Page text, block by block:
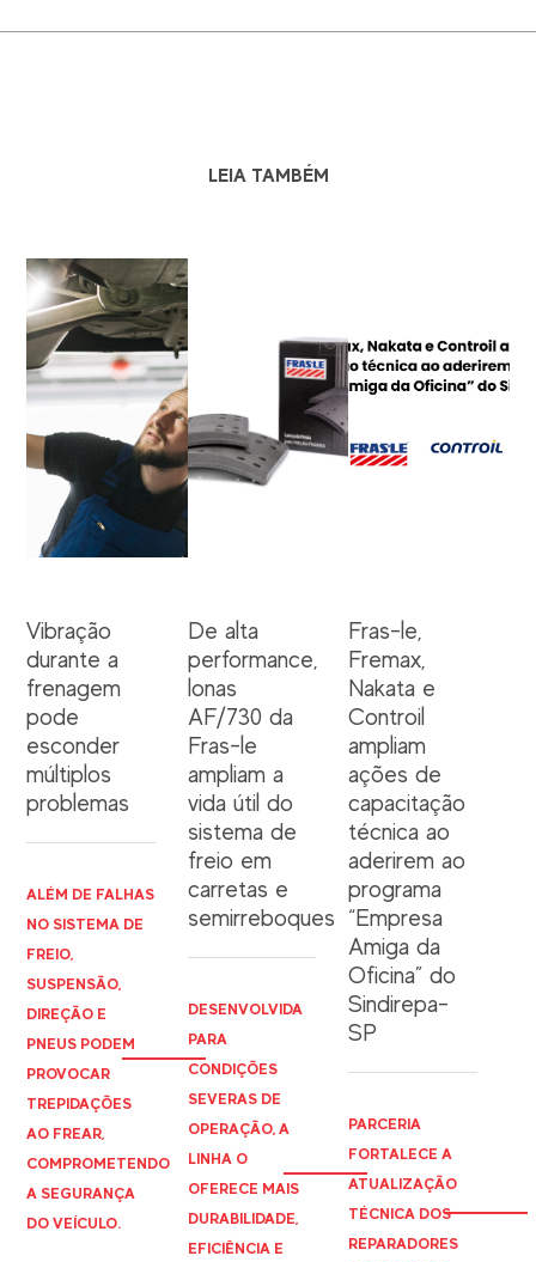
LEIA TAMBÉM
Vibração
durante a
frenagem
pode
esconder
múltiplos
problemas
ALÉM DE FALHAS
NO SISTEMA DE
FREIO,
SUSPENSÃO,
DIREÇÃO E
PNEUS PODEM
PROVOCAR
TREPIDAÇÕES
AO FREAR,
COMPROMETENDO
A SEGURANÇA
DO VEÍCULO.
De alta
performance,
lonas
AF/730 da
Fras-le
ampliam a
vida útil do
sistema de
freio em
carretas e
semirreboques
DESENVOLVIDA
PARA
CONDIÇÕES
SEVERAS DE
OPERAÇÃO, A
LINHA O
OFERECE MAIS
DURABILIDADE,
EFICIÊNCIA E
Fras-le,
Fremax,
Nakata e
Controil
ampliam
ações de
capacitação
técnica ao
aderirem ao
programa
“Empresa
Amiga da
Oficina” do
Sindirepa-
SP
PARCERIA
FORTALECE A
ATUALIZAÇÃO
TÉCNICA DOS
REPARADORES